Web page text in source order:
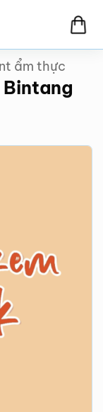
ẩm thực
Bintang